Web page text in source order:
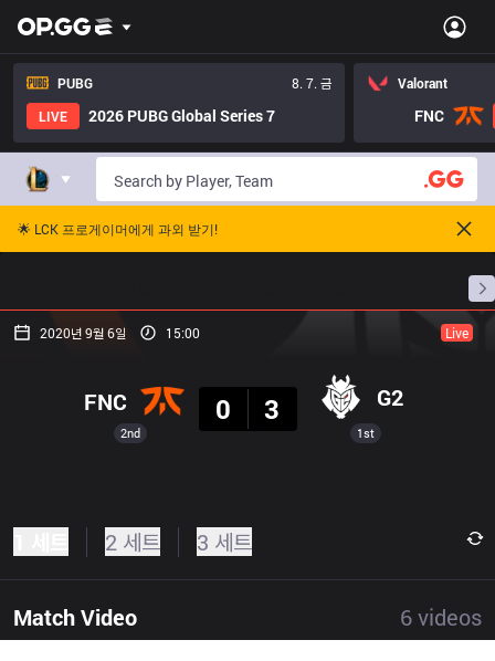
PUBG
8. 7. 금
LIVE
2026 PUBG Global Series 7
Valorant
FNC
🌟 LCK 프로게이머에게 과외 받기!
프로빌
2020년 9월 6일 15:00 Live
2nd
FNC
0
3 G2
1st
2 세트 3 세트
Match Video 6videos